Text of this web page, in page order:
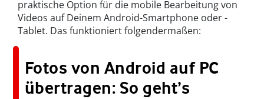
praktische Option für die mobile Bearbeitung von
Videos auf Deinem Android-Smartphone oder -
Tablet. Das funktioniert folgendermaßen:
Fotos von Android auf PC
übertragen: So geht’s